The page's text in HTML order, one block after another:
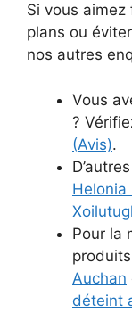
Si vous
plans ou
nos autres
Vous
?
(Avis).
Helonia
Pour la
Auchan
déteint